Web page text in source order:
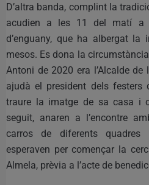
D’altra banda, complint la
acudien a les 11 del matí a
d’enguany, que ha albergat
mesos. Es dona la
Antoni de 2020 era l’Alcalde de
ajudà el president dels festers
traure la imatge de sa casa i
seguit, anaren a l’encontre
carros de diferents
esperaven per començar la
Almela, prèvia a l’acte de